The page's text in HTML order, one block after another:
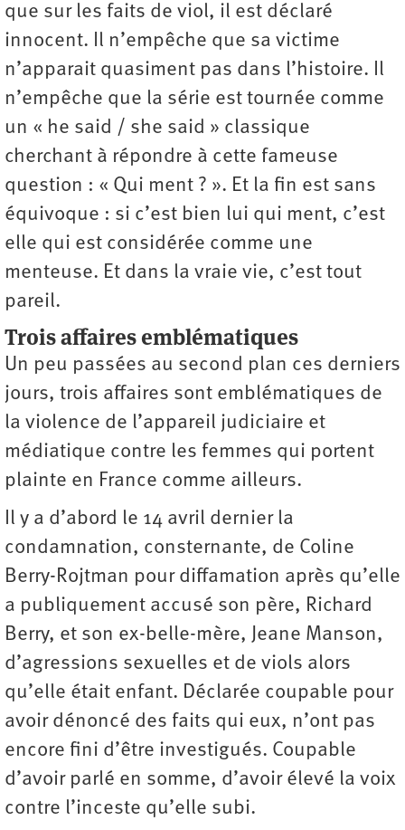
que sur les faits de viol, il est déclaré
innocent. Il n’empêche que sa victime
n’apparait quasiment pas dans l’histoire. Il
n’empêche que la série est tournée comme
un « he said / she said » classique
cherchant à répondre à cette fameuse
question : « Qui ment ? ». Et la fin est sans
équivoque : si c’est bien lui qui ment, c’est
elle qui est considérée comme une
menteuse. Et dans la vraie vie, c’est tout
pareil.
Trois affaires emblématiques
Un peu passées au second plan ces derniers
jours, trois affaires sont emblématiques de
la violence de l’appareil judiciaire et
médiatique contre les femmes qui portent
plainte en France comme ailleurs.
Il y a d’abord le 14 avril dernier la
condamnation, consternante, de Coline
Berry-Rojtman pour diffamation après qu’elle
a publiquement accusé son père, Richard
Berry, et son ex-belle-mère, Jeane Manson,
d’agressions sexuelles et de viols alors
qu’elle était enfant. Déclarée coupable pour
avoir dénoncé des faits qui eux, n’ont pas
encore fini d’être investigués. Coupable
d’avoir parlé en somme, d’avoir élevé la voix
contre ­l’inceste qu’elle subi.